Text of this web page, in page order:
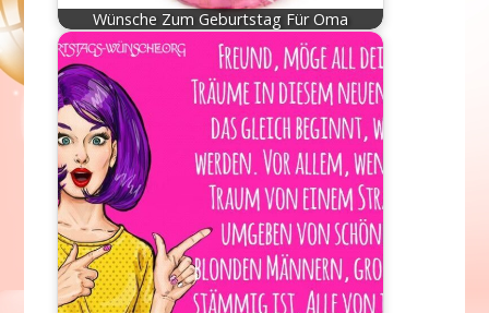
Wünsche Zum Geburtstag Für Oma